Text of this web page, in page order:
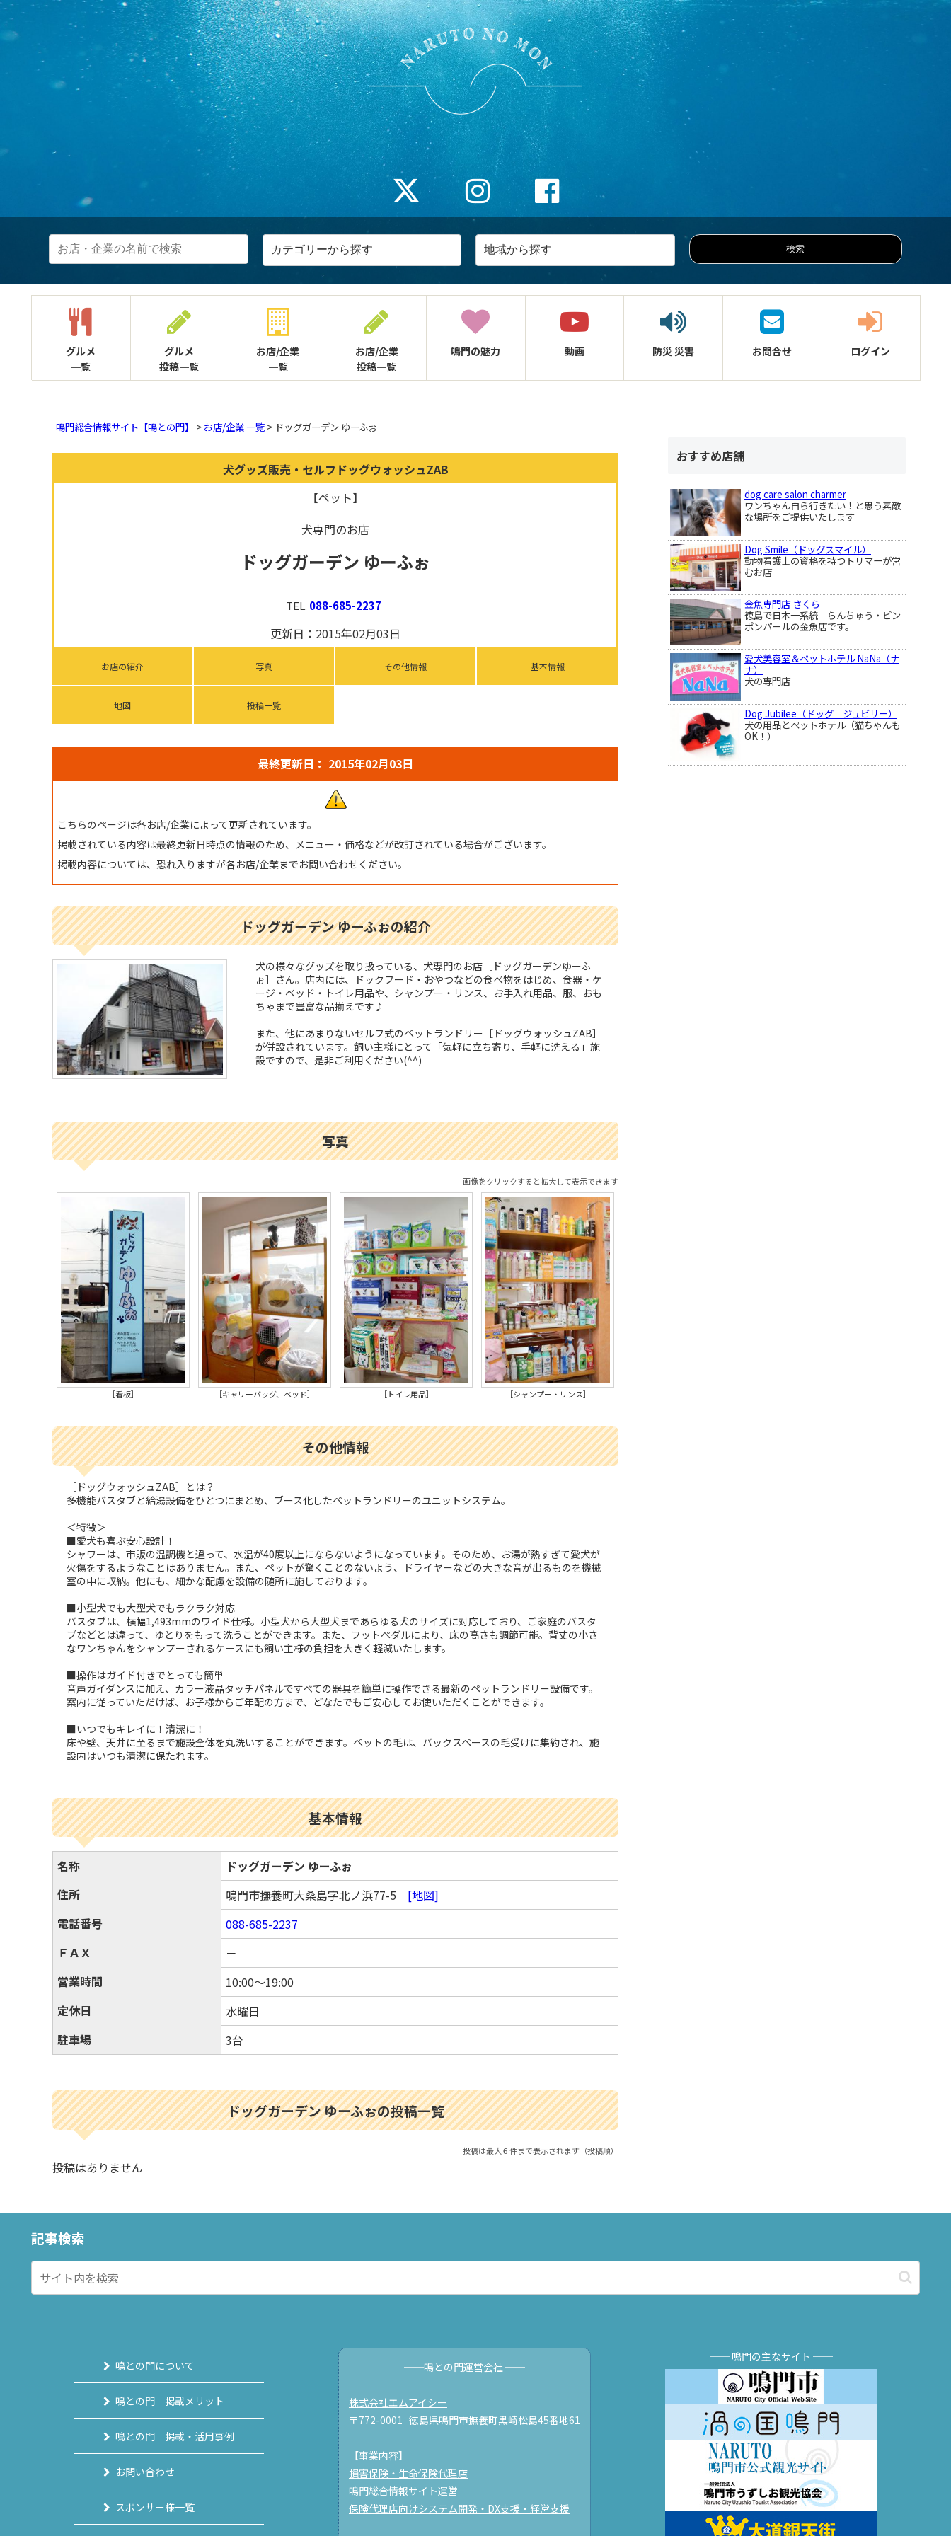
グルメ
一覧
グルメ
投稿一覧
お店/企業
一覧
お店/企業
投稿一覧
鳴門の魅力 動画 防災災害 お問合せ ログイン
鳴門総合情報サイト【鳴との門】 > お店/企業 一覧 > ドッグガーデン ゆーふぉ
犬グッズ販売・セルフドッグウォッシュZAB
【ペット】
犬専門のお店
ドッグガーデン ゆーふぉ
TEL. 088-685-2237
更新日：2015年02月03日
お店の紹介 写真 その他情報 基本情報
地図 投稿一覧
最終更新日： 2015年02月03日
こちらのページは各お店/企業によって更新されています。
掲載されている内容は最終更新日時点の情報のため、メニュー・価格などが改訂されている場合がございます。
掲載内容については、恐れ入りますが各お店/企業までお問い合わせください。
ドッグガーデン ゆーふぉの紹介
犬の様々なグッズを取り扱っている、犬専門のお店［ドッグガーデンゆーふ
ぉ］さん。店内には、ドックフード・おやつなどの食べ物をはじめ、食器・ケ
ージ・ベッド・トイレ用品や、シャンプー・リンス、お手入れ用品、服、おも
ちゃまで豊富な品揃えです♪
また、他にあまりないセルフ式のペットランドリー［ドッグウォッシュZAB］
が併設されています。飼い主様にとって「気軽に立ち寄り、手軽に洗える」施
設ですので、是非ご利用ください(^^)
写真
画像をクリックすると拡大して表示できます
［看板］ ［キャリーバッグ、ベッド］ ［トイレ用品］ ［シャンプー・リンス］
その他情報
［ドッグウォッシュZAB］とは？
多機能バスタブと給湯設備をひとつにまとめ、ブース化したペットランドリーのユニットシステム。
＜特徴＞
■愛犬も喜ぶ安心設計！
シャワーは、市販の温調機と違って、水温が40度以上にならないようになっています。そのため、お湯が熱すぎて愛犬が
火傷をするようなことはありません。また、ペットが驚くことのないよう、ドライヤーなどの大きな音が出るものを機械
室の中に収納。他にも、細かな配慮を設備の随所に施しております。
■小型犬でも大型犬でもラクラク対応
バスタブは、横幅1,493mmのワイド仕様。小型犬から大型犬まであらゆる犬のサイズに対応しており、ご家庭のバスタ
ブなどとは違って、ゆとりをもって洗うことができます。また、フットペダルにより、床の高さも調節可能。背丈の小さ
なワンちゃんをシャンプーされるケースにも飼い主様の負担を大きく軽減いたします。
■操作はガイド付きでとっても簡単
音声ガイダンスに加え、カラー液晶タッチパネルですべての器具を簡単に操作できる最新のペットランドリー設備です。
案内に従っていただけば、お子様からご年配の方まで、どなたでもご安心してお使いただくことができます。
■いつでもキレイに！清潔に！
床や壁、天井に至るまで施設全体を丸洗いすることができます。ペットの毛は、バックスペースの毛受けに集約され、施
設内はいつも清潔に保たれます。
基本情報
名称
ドッグガーデン ゆーふぉ
住所
鳴門市撫養町大桑島字北ノ浜77-5 [地図]
電話番号
088-685-2237
ＦＡＸ
－
営業時間
10:00～19:00
定休日
水曜日
駐車場
3台
ドッグガーデン ゆーふぉの投稿一覧
投稿は最大６件まで表示されます（投稿順）
投稿はありません
おすすめ店舗
dog care salon charmer
ワンちゃん自ら行きたい！と思う素敵
な場所をご提供いたします
Dog Smile（ドッグスマイル）
動物看護士の資格を持つトリマーが営
むお店
金魚専門店 さくら
徳島で日本一系統 らんちゅう・ピン
ポンパールの金魚店です。
愛犬美容室＆ペットホテル NaNa（ナ
ナ）
犬の専門店
Dog Jubilee（ドッグ ジュビリー）
犬の用品とペットホテル（猫ちゃんも
OK！）
記事検索
鳴との門について
鳴との門 掲載メリット
鳴との門 掲載・活用事例
お問い合わせ
スポンサー様一覧
──鳴との門運営会社 ──
株式会社エムアイシー
〒772-0001 徳島県鳴門市撫養町黒崎松島45番地61
【事業内容】
損害保険・生命保険代理店
鳴門総合情報サイト運営
保険代理店向けシステム開発・DX支援・経営支援
── 鳴門の主なサイト ──